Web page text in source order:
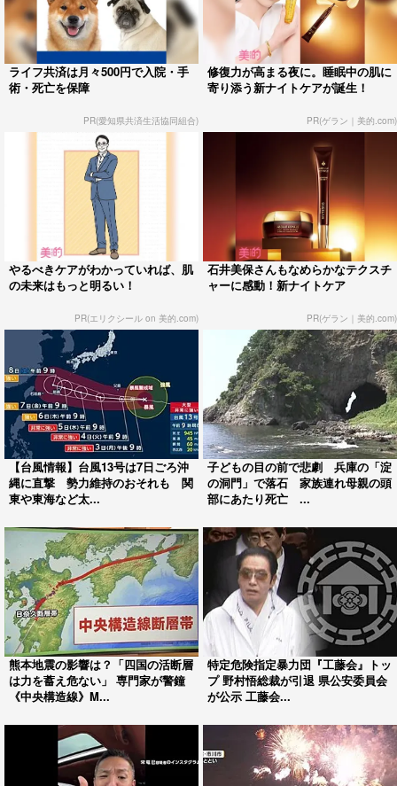
ライフ共済は月々500円で入院・手
術・死亡を保障
PR(愛知県共済生活協同組合)
修復力が高まる夜に。睡眠中の肌に
寄り添う新ナイトケアが誕生！
PR(ゲラン｜美的.com)
やるべきケアがわかっていれば、肌
の未来はもっと明るい！
PR(エリクシール on 美的.com)
石井美保さんもなめらかなテクスチ
ャーに感動！新ナイトケア
PR(ゲラン｜美的.com)
【台風情報】台風13号は7日ごろ沖
縄に直撃 勢力維持のおそれも 関
東や東海など太...
子どもの目の前で悲劇 兵庫の「淀
の洞門」で落石 家族連れ母親の頭
部にあたり死亡 ...
熊本地震の影響は？「四国の活断層
は力を蓄え危ない」 専門家が警鐘
《中央構造線》M...
特定危険指定暴力団『工藤会』トッ
プ 野村悟総裁が引退 県公安委員会
が公示 工藤会...